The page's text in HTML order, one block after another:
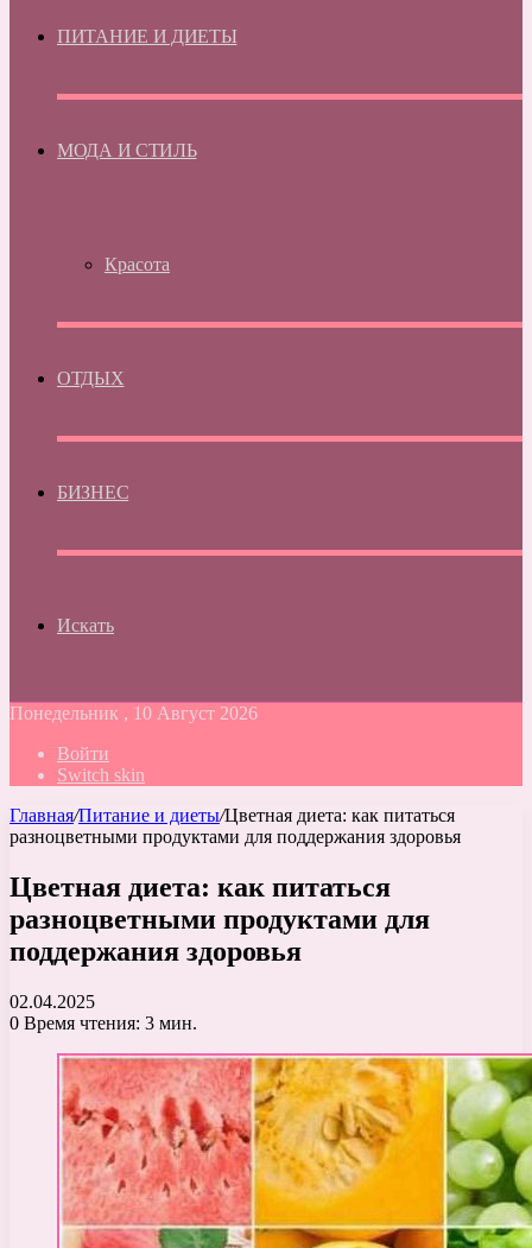
ПИТАНИЕ И ДИЕТЫ
МОДА И СТИЛЬ
Красота
ОТДЫХ
БИЗНЕС
Искать
Понедельник , 10 Август 2026
Войти
Switch skin
Главная/Питание и диеты/Цветная диета: как питаться
разноцветными продуктами для поддержания здоровья
Цветная диета: как питаться
разноцветными продуктами для
поддержания здоровья
02.04.2025
0 Время чтения: 3 мин.